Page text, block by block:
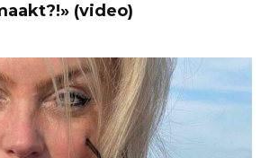
(video)